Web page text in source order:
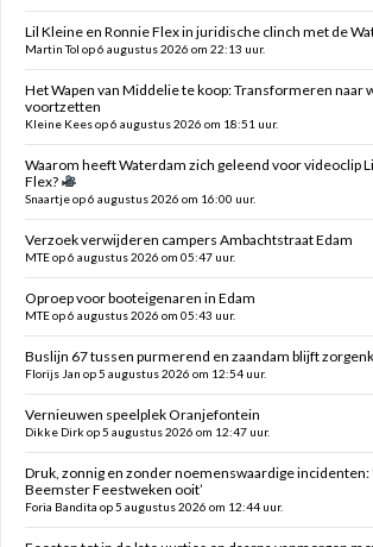
Lil Kleine en Ronnie Flex in juridische clinch met de
Martin Tol op 6 augustus 2026 om 22:13 uur.
Het Wapen van Middelie te koop: Transformeren naar
voortzetten
Kleine Kees op 6 augustus 2026 om 18:51 uur.
Waarom heeft Waterdam zich geleend voor videoclip
Flex?
Snaartje op 6 augustus 2026 om 16:00 uur.
Verzoek verwijderen campers Ambachtstraat Edam
MTE op 6 augustus 2026 om 05:47 uur.
Oproep voor booteigenaren in Edam
MTE op 6 augustus 2026 om 05:43 uur.
Buslijn 67 tussen purmerend en zaandam blijft
Florijs Jan op 5 augustus 2026 om 12:54 uur.
Vernieuwen speelplek Oranjefontein
Dikke Dirk op 5 augustus 2026 om 12:47 uur.
Druk, zonnig en zonder noemenswaardige incidenten:
Beemster Feestweken ooit’
Foria Bandita op 5 augustus 2026 om 12:44 uur.